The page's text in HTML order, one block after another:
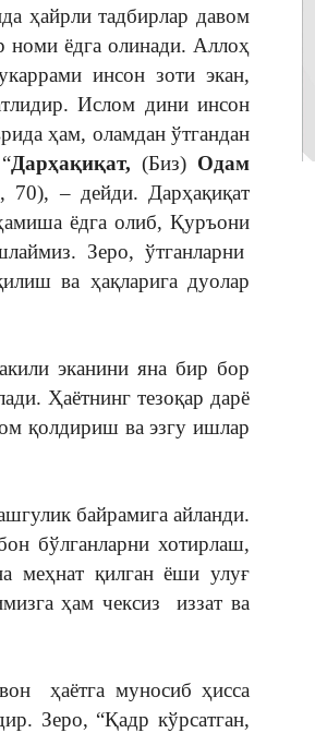
ҳайрли тадбирлар давом
номи ёдга олинади. Аллоҳ
инсон зоти экан,
Ислом дини инсон
ҳам, оламдан ўтгандан
Дарҳақиқат,(Биз) Одам
70), – дейди. Дарҳақиқат
ёдга олиб, Қуръони
Зеро, ўтганларни
ва ҳақларига дуолар
эканини яна бир бор
Ҳаётнинг тезоқар дарё
қолдириш ва эзгу ишлар
байрамига айланди.
бўлганларни хотирлаш,
меҳнат қилган ёши улуғ
ҳам чексиз иззат ва
ҳаётга муносиб ҳисса
Зеро, “Қадр кўрсатган,